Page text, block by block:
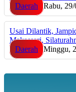
Daerah
Rabu,
Usai Dilantik,
Makassari,
Daerah
Minggu,